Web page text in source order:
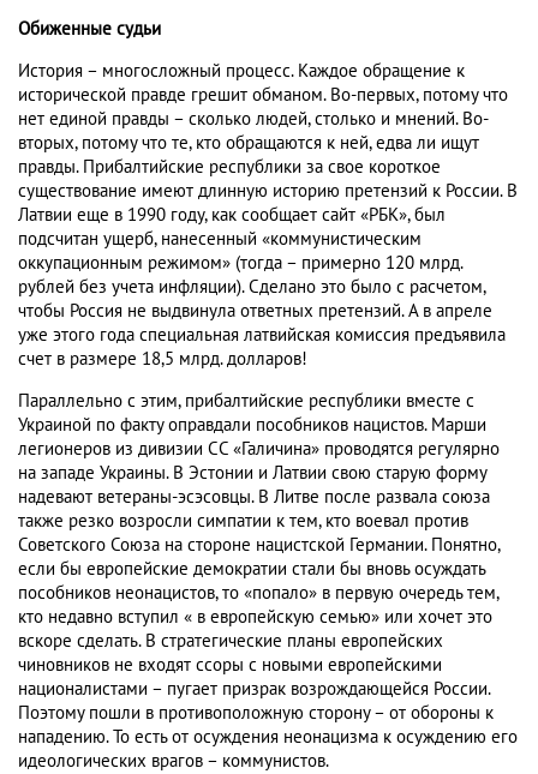
Обиженные судьи
История – многосложный процесс. Каждое обращение к
исторической правде грешит обманом. Во-первых, потому что
нет единой правды – сколько людей, столько и мнений. Во-
вторых, потому что те, кто обращаются к ней, едва ли ищут
правды. Прибалтийские республики за свое короткое
существование имеют длинную историю претензий к России. В
Латвии еще в 1990 году, как сообщает сайт «РБК», был
подсчитан ущерб, нанесенный «коммунистическим
оккупационным режимом» (тогда – примерно 120 млрд.
рублей без учета инфляции). Сделано это было с расчетом,
чтобы Россия не выдвинула ответных претензий. А в апреле
уже этого года специальная латвийская комиссия предъявила
счет в размере 18,5 млрд. долларов!
Параллельно с этим, прибалтийские республики вместе с
Украиной по факту оправдали пособников нацистов. Марши
легионеров из дивизии СС «Галичина» проводятся регулярно
на западе Украины. В Эстонии и Латвии свою старую форму
надевают ветераны-эсэсовцы. В Литве после развала союза
также резко возросли симпатии к тем, кто воевал против
Советского Союза на стороне нацистской Германии. Понятно,
если бы европейские демократии стали бы вновь осуждать
пособников неонацистов, то «попало» в первую очередь тем,
кто недавно вступил « в европейскую семью» или хочет это
вскоре сделать. В стратегические планы европейских
чиновников не входят ссоры с новыми европейскими
националистами – пугает призрак возрождающейся России.
Поэтому пошли в противоположную сторону – от обороны к
нападению. То есть от осуждения неонацизма к осуждению его
идеологических врагов – коммунистов.